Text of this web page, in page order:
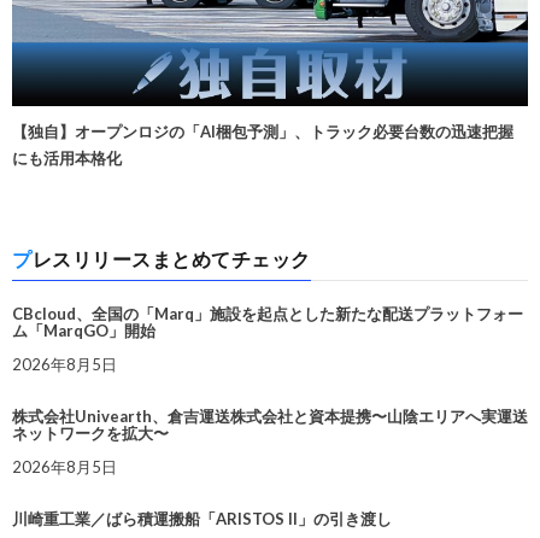
【独自】オープンロジの「AI梱包予測」、トラック必要台数の迅速把握
にも活用本格化
プレスリリースまとめてチェック
CBcloud、全国の「Marq」施設を起点とした新たな配送プラットフォー
ム「MarqGO」開始
2026年8月5日
株式会社Univearth、倉吉運送株式会社と資本提携〜山陰エリアへ実運送
ネットワークを拡大〜
2026年8月5日
川崎重工業／ばら積運搬船「ARISTOS II」の引き渡し